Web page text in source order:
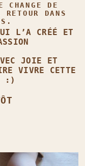
CHANGE DE
DANS
L’A CRÉÉ ET
JOIE ET
VIVRE CETTE
:)